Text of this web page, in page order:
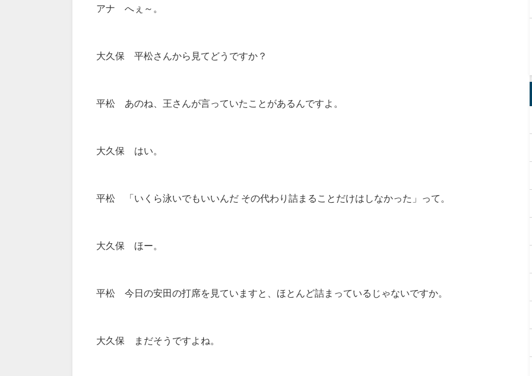
アナ へぇ～。
大久保 平松さんから見てどうですか？
平松 あのね、王さんが言っていたことがあるんですよ。
大久保 はい。
平松 「いくら泳いでもいいんだ その代わり詰まることだけはしなかった」って。
大久保 ほー。
平松 今日の安田の打席を見ていますと、ほとんど詰まっているじゃないですか。
大久保 まだそうですよね。